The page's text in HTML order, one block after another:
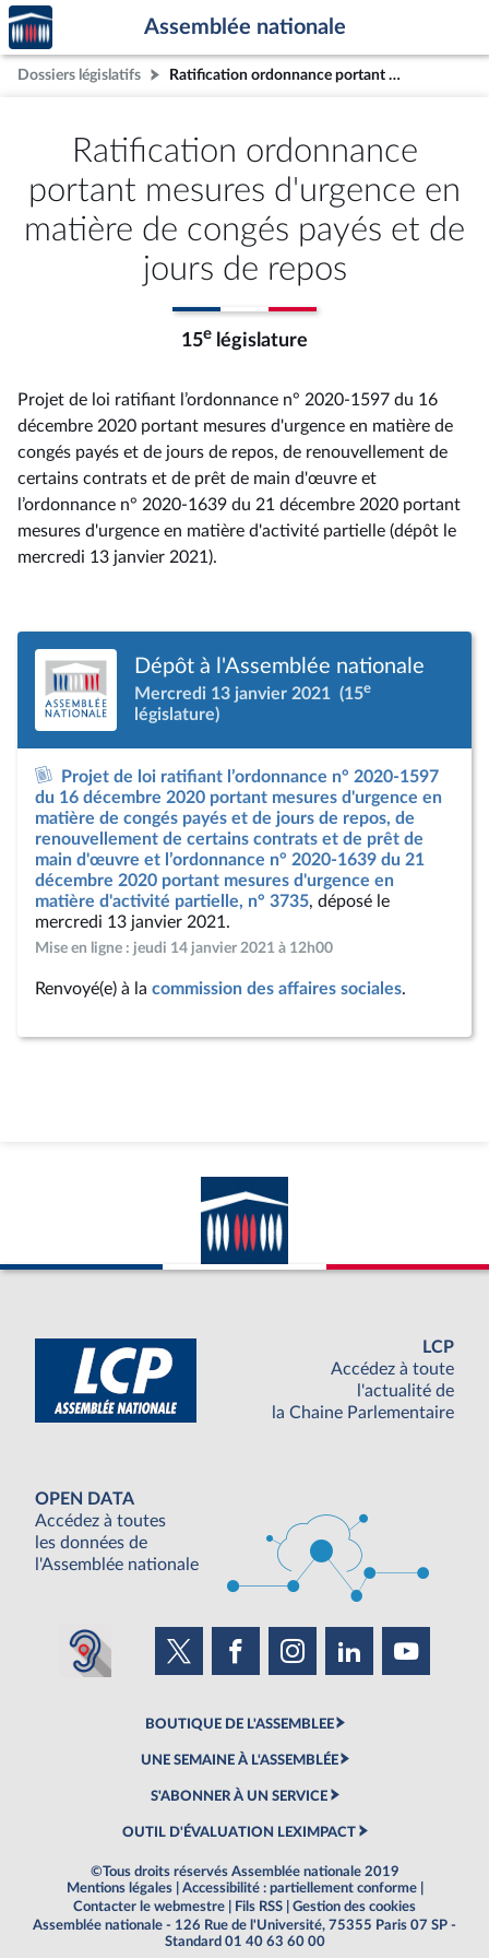
Aller au contenu
Aller en bas de la page
Accèder
à la
page
d'accueil
Assemblée nationale
Dossiers législatifs Ratification ordonnance portant mesures d'urgence en matière de congés payés et de jours de repos
Ratification ordonnance
portant mesures d'urgence en
matière de congés payés et de
jours de repos
15e législature
Projet de loi ratifiant l’ordonnance n° 2020-1597 du 16
décembre 2020 portant mesures d'urgence en matière de
congés payés et de jours de repos, de renouvellement de
certains contrats et de prêt de main d'œuvre et
l’ordonnance n° 2020-1639 du 21 décembre 2020 portant
mesures d'urgence en matière d'activité partielle (dépôt le
mercredi 13 janvier 2021).
Dépôt à l'Assemblée nationale
Mercredi 13 janvier 2021 (15e
législature)
Projet de loi ratifiant l’ordonnance n° 2020-1597
du 16 décembre 2020 portant mesures d'urgence en
matière de congés payés et de jours de repos, de
renouvellement de certains contrats et de prêt de
main d'œuvre et l’ordonnance n° 2020-1639 du 21
décembre 2020 portant mesures d'urgence en
matière d'activité partielle, n° 3735, déposé le
mercredi 13 janvier 2021.
Mise en ligne : jeudi 14 janvier 2021 à 12h00
Renvoyé(e) à la commission des affaires sociales.
LCP
Accédez à toute
l'actualité de
la Chaine Parlementaire
OPEN DATA
Accédez à toutes
les données de
l'Assemblée nationale
BOUTIQUE DE L'ASSEMBLEE
UNE SEMAINE À L'ASSEMBLÉE
S'ABONNER À UN SERVICE
OUTIL D'ÉVALUATION LEXIMPACT
©Tous droits réservés Assemblée nationale 2019
Mentions légales
Accessibilité : partiellement conforme
Contacter le webmestre
Fils RSS
Gestion des cookies
Assemblée nationale - 126 Rue de l'Université, 75355 Paris 07 SP -
Standard 01 40 63 60 00